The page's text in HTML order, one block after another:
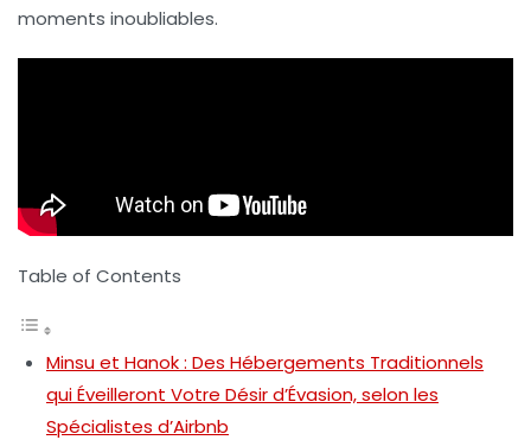
moments inoubliables.
Table of Contents
Minsu et Hanok : Des Hébergements Traditionnels
qui Éveilleront Votre Désir d’Évasion, selon les
Spécialistes d’Airbnb